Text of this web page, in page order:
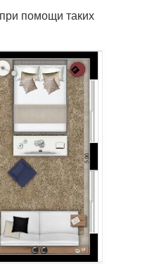
помощи таких